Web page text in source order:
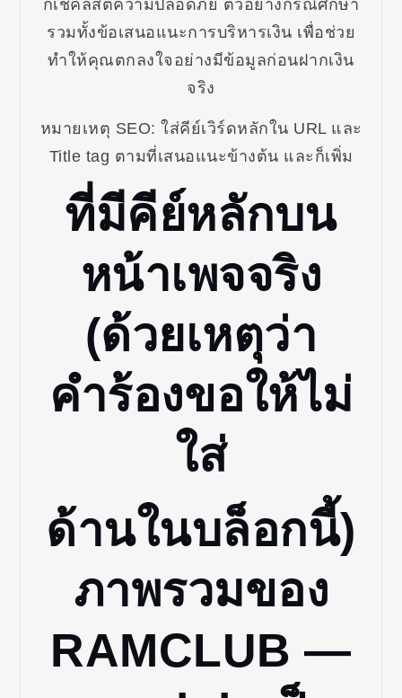
ก็เช็คลิสต์ความปลอดภัย ตัวอย่างกรณีศึกษา
รวมทั้งข้อเสนอแนะการบริหารเงิน เพื่อช่วย
ทำให้คุณตกลงใจอย่างมีข้อมูลก่อนฝากเงิน
จริง
หมายเหตุ SEO: ใส่คีย์เวิร์ดหลักใน URL และ
Title tag ตามที่เสนอแนะข้างต้น และก็เพิ่ม
ที่มีคีย์หลักบน
หน้าเพจจริง
(ด้วยเหตุว่า
คำร้องขอให้ไม่
ใส่
ด้านในบล็อกนี้)
ภาพรวมของ
RAMCLUB —